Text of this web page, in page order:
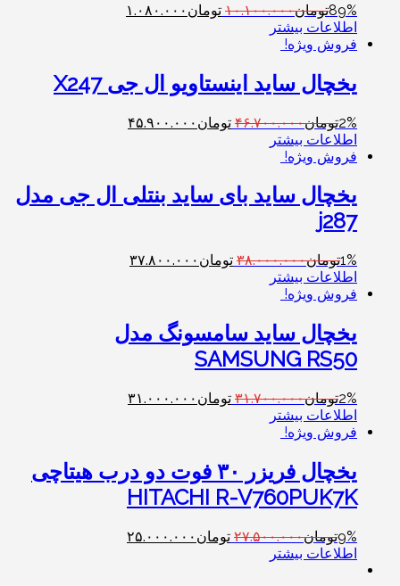
89%تومان۱۰.۱۰۰.۰۰۰ تومان ۱.۰۸۰.۰۰۰
اطلاعات بیشتر
فروش ویژه!
یخچال ساید اینستاویو ال جی X247
2%تومان۴۶.۷۰۰.۰۰۰ تومان ۴۵.۹۰۰.۰۰۰
اطلاعات بیشتر
فروش ویژه!
یخچال ساید بای ساید بنتلی ال جی مدل
j287
1%تومان۳۸.۰۰۰.۰۰۰ تومان ۳۷.۸۰۰.۰۰۰
اطلاعات بیشتر
فروش ویژه!
یخچال ساید سامسونگ مدل
SAMSUNG RS50
2%تومان۳۱.۷۰۰.۰۰۰ تومان ۳۱.۰۰۰.۰۰۰
اطلاعات بیشتر
فروش ویژه!
یخچال فریزر ۳۰ فوت دو درب هیتاچی
HITACHI R-V760PUK7K
9%تومان۲۷.۵۰۰.۰۰۰ تومان ۲۵.۰۰۰.۰۰۰
اطلاعات بیشتر